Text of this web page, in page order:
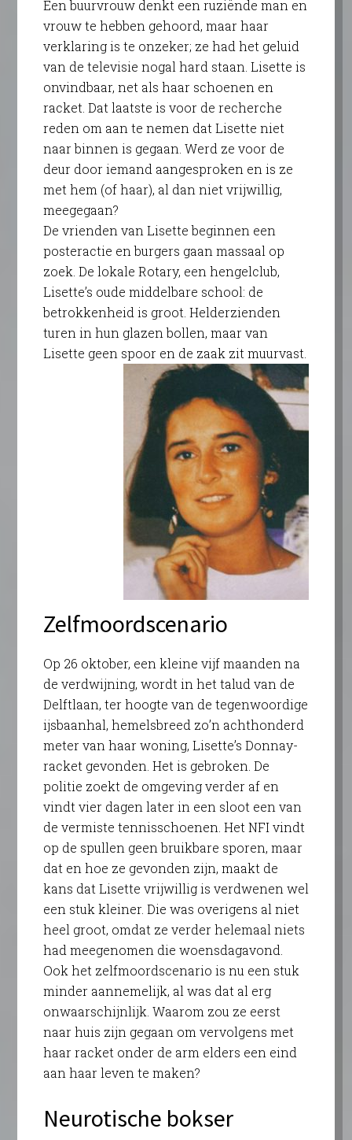
Een buurvrouw denkt een ruziënde man en
vrouw te hebben gehoord, maar haar
verklaring is te onzeker; ze had het geluid
van de televisie nogal hard staan. Lisette is
onvindbaar, net als haar schoenen en
racket. Dat laatste is voor de recherche
reden om aan te nemen dat Lisette niet
naar binnen is gegaan. Werd ze voor de
deur door iemand aangesproken en is ze
met hem (of haar), al dan niet vrijwillig,
meegegaan?
De vrienden van Lisette beginnen een
posteractie en burgers gaan massaal op
zoek. De lokale Rotary, een hengelclub,
Lisette’s oude middelbare school: de
betrokkenheid is groot. Helderzienden
turen in hun glazen bollen, maar van
Lisette geen spoor en de zaak zit muurvast.
Zelfmoordscenario
Op 26 oktober, een kleine vijf maanden na
de verdwijning, wordt in het talud van de
Delftlaan, ter hoogte van de tegenwoordige
ijsbaanhal, hemelsbreed zo’n achthonderd
meter van haar woning, Lisette’s Donnay-
racket gevonden. Het is gebroken. De
politie zoekt de omgeving verder af en
vindt vier dagen later in een sloot een van
de vermiste tennisschoenen. Het NFI vindt
op de spullen geen bruikbare sporen, maar
dat en hoe ze gevonden zijn, maakt de
kans dat Lisette vrijwillig is verdwenen wel
een stuk kleiner. Die was overigens al niet
heel groot, omdat ze verder helemaal niets
had meegenomen die woensdagavond.
Ook het zelfmoordscenario is nu een stuk
minder aannemelijk, al was dat al erg
onwaarschijnlijk. Waarom zou ze eerst
naar huis zijn gegaan om vervolgens met
haar racket onder de arm elders een eind
aan haar leven te maken?
Neurotische bokser